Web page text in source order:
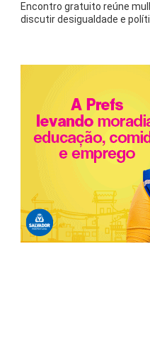
Encontro gratuito reúne
discutir desigualdade e